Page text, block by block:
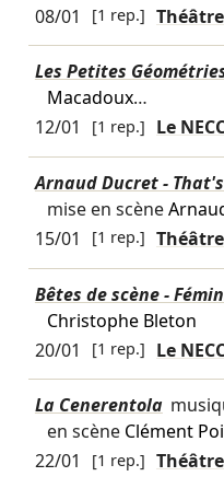
08/01
[1 rep.]
Les Petites
Macadoux…
12/01
[1 rep.] Le
Arnaud Ducret -
mise en scène
15/01
[1 rep.]
Bêtes de scène -
Christophe Bleton
20/01
[1 rep.] Le
La Cenerentola
en scène Clément
22/01
[1 rep.]